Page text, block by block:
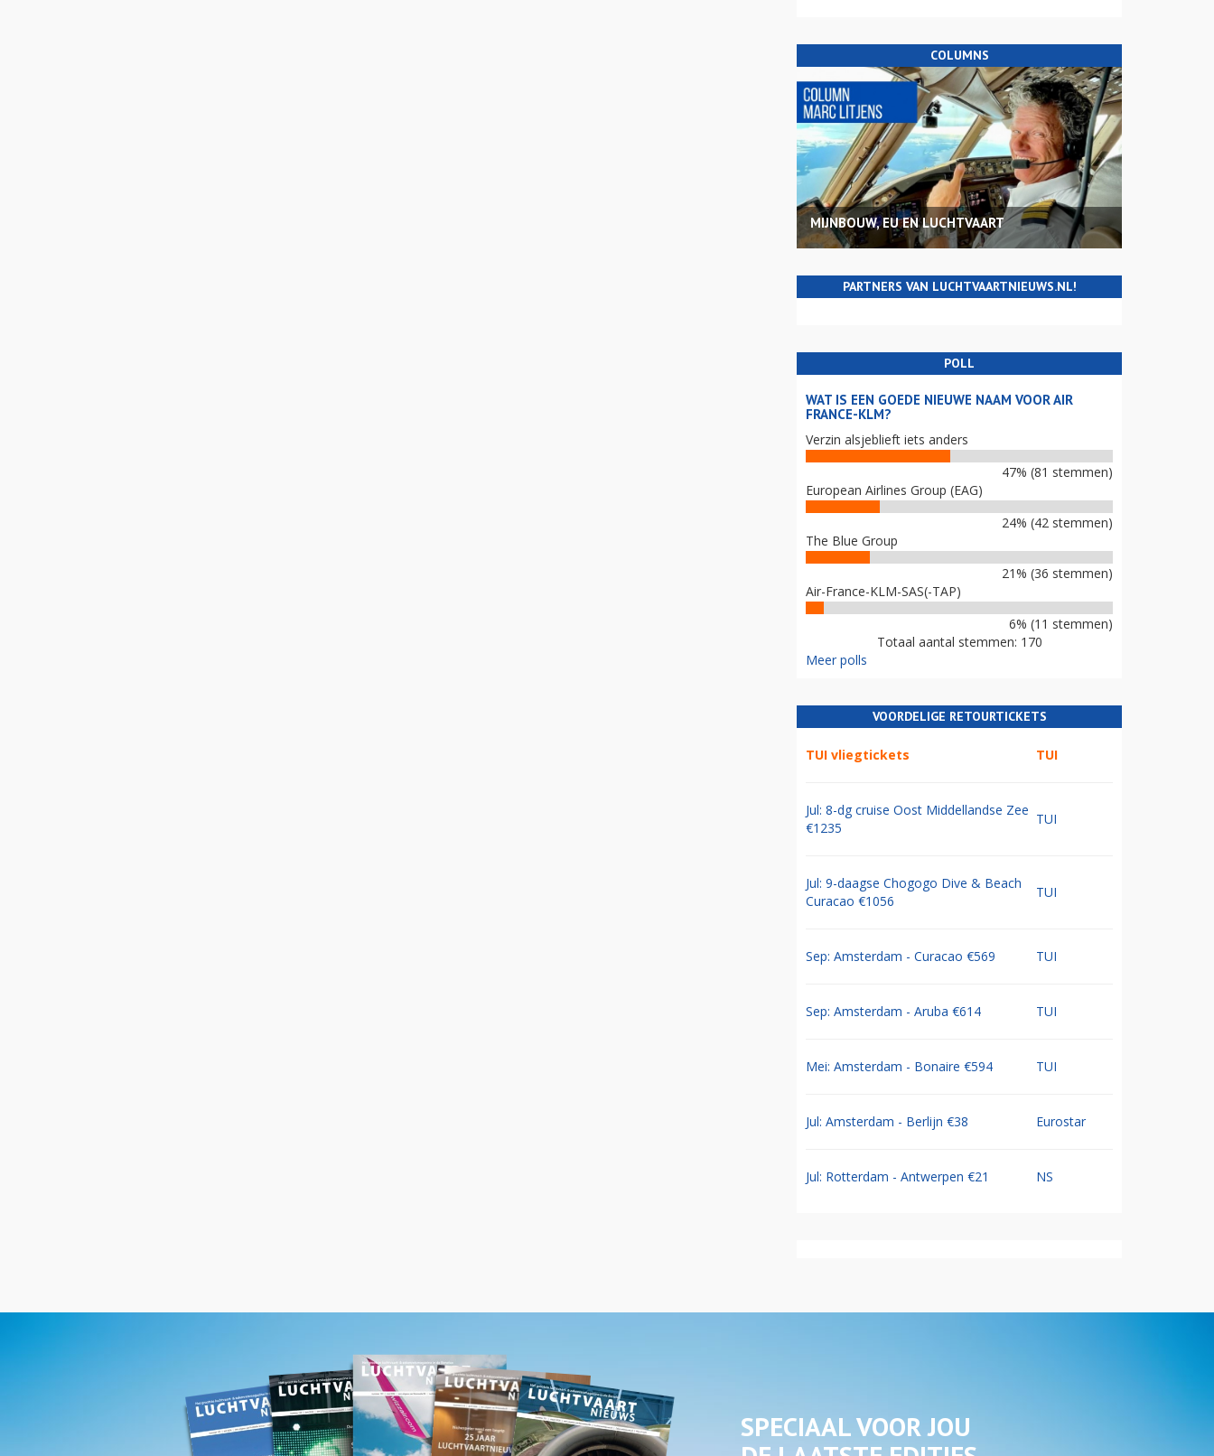
COLUMNS
MIJNBOUW, EU EN LUCHTVAART
PARTNERS VAN LUCHTVAARTNIEUWS.NL!
POLL
WAT IS EEN GOEDE NIEUWE NAAM VOOR AIR
FRANCE-KLM?
Verzin alsjeblieft iets anders
47% (81 stemmen)
European Airlines Group (EAG)
24% (42 stemmen)
The Blue Group
21% (36 stemmen)
Air-France-KLM-SAS(-TAP)
6% (11 stemmen)
Totaal aantal stemmen: 170
Meer polls
VOORDELIGE RETOURTICKETS
TUI vliegtickets TUI
Jul: 8-dg cruise Oost Middellandse Zee
€1235
TUI
Jul: 9-daagse Chogogo Dive & Beach
Curacao €1056
TUI
Sep: Amsterdam - Curacao €569 TUI
Sep: Amsterdam - Aruba €614 TUI
Mei: Amsterdam - Bonaire €594 TUI
Jul: Amsterdam - Berlijn €38 Eurostar
Jul: Rotterdam - Antwerpen €21 NS
SPECIAAL VOOR JOU